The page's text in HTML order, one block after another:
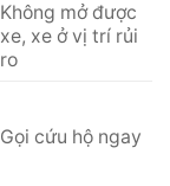
Không mở được
xe, xe ở vị trí rủi
ro
Gọi cứu hộ ngay